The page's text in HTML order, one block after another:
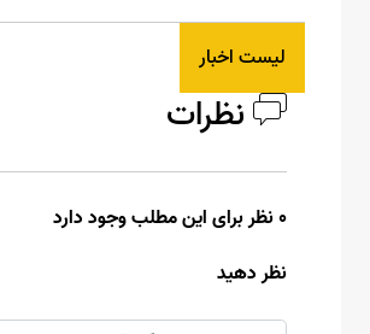
لیست اخبار
نظرات
0 نظر برای این مطلب وجود دارد
نظر دهید